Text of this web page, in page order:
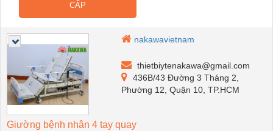
CẤP
nakawavietnam
thietbiytenakawa@gmail.com
436B/43 Đường 3 Tháng 2,
Phường 12, Quận 10, TP.HCM
Giường bệnh nhân 4 tay quay